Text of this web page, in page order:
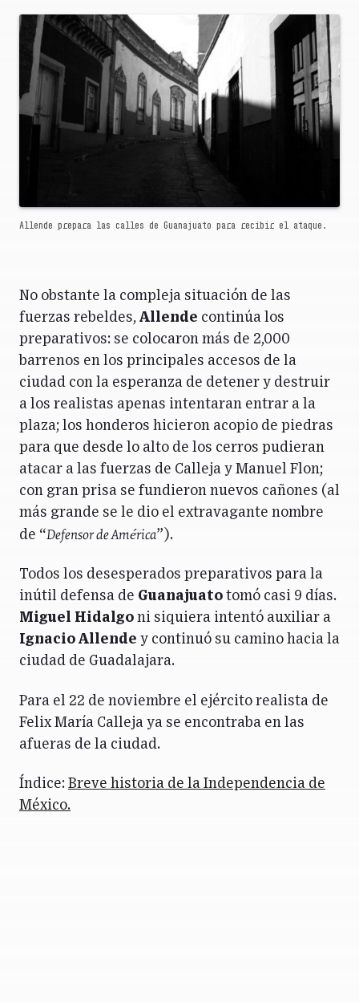
Allende prepara las calles de Guanajuato para recibir el ataque.
No obstante la compleja situación de las
fuerzas rebeldes, Allende continúa los
preparativos: se colocaron más de 2,000
barrenos en los principales accesos de la
ciudad con la esperanza de detener y destruir
a los realistas apenas intentaran entrar a la
plaza; los honderos hicieron acopio de piedras
para que desde lo alto de los cerros pudieran
atacar a las fuerzas de Calleja y Manuel Flon;
con gran prisa se fundieron nuevos cañones (al
más grande se le dio el extravagante nombre
de “Defensor de América”).
Todos los desesperados preparativos para la
inútil defensa de Guanajuato tomó casi 9 días.
Miguel Hidalgo ni siquiera intentó auxiliar a
Ignacio Allende y continuó su camino hacia la
ciudad de Guadalajara.
Para el 22 de noviembre el ejército realista de
Felix María Calleja ya se encontraba en las
afueras de la ciudad.
Índice: Breve historia de la Independencia de
México.